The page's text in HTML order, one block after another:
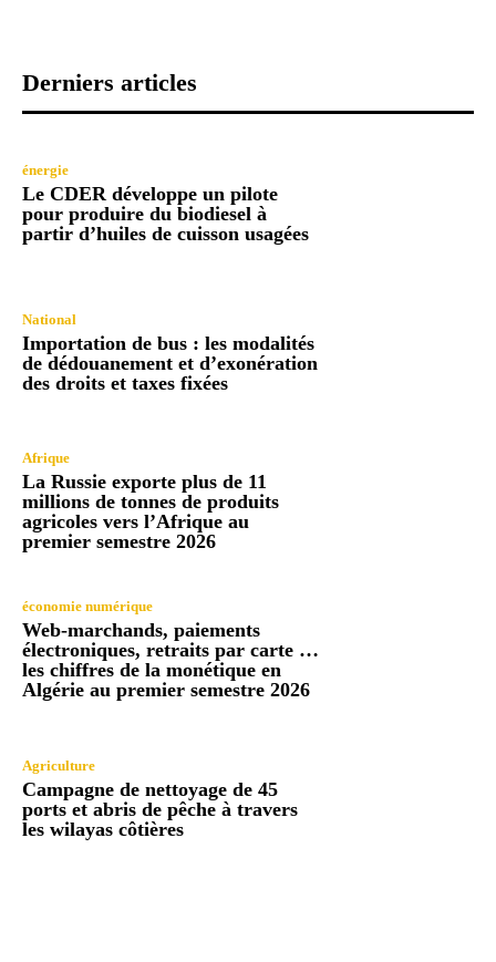
Derniers articles
énergie
Le CDER développe un pilote
pour produire du biodiesel à
partir d’huiles de cuisson usagées
National
Importation de bus : les modalités
de dédouanement et d’exonération
des droits et taxes fixées
Afrique
La Russie exporte plus de 11
millions de tonnes de produits
agricoles vers l’Afrique au
premier semestre 2026
économie numérique
Web-marchands, paiements
électroniques, retraits par carte …
les chiffres de la monétique en
Algérie au premier semestre 2026
Agriculture
Campagne de nettoyage de 45
ports et abris de pêche à travers
les wilayas côtières